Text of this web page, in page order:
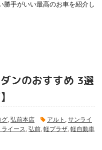
勝手がいい最高のお車を紹介し
ンのおすすめ 3選
グ 弘前本店 アルト
サンライ
ライース 弘前 軽プラザ 軽自動車